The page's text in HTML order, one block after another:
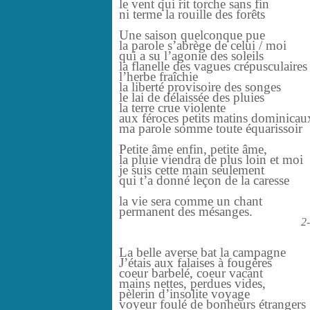
le vent qui rit torche sans fin
ni terme la rouille des forêts
Une saison quelconque pue
la parole s’abrège de celui / moi
qui a su l’agonie des soleils
la flanelle des vagues crépusculaires
l’herbe fraîchie
la liberté provisoire des songes
le lai de délaissée des pluies
la terre crue violente
aux féroces petits matins
ma parole somme toute équarissoir
Petite âme enfin, petite âme,
la pluie viendra de plus loin et moi
je suis cette main seulement
qui t’a donné leçon de la caresse
la vie sera comme un chant
permanent des mésanges.
La belle averse bat la campagne
J’étais aux falaises à fougères
coeur barbelé, coeur vacant
mains nettes, perdues vides,
pèlerin d’insolite voyage
voyeur foulé de bonheurs étrangers